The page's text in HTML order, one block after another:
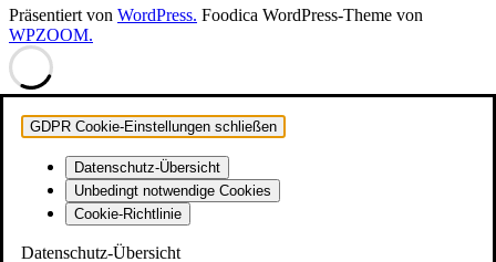
Präsentiert von WordPress. Foodica WordPress-Theme von
WPZOOM.
GDPR Cookie-Einstellungen schließen
Datenschutz-Übersicht
Unbedingt notwendige Cookies
Cookie-Richtlinie
Datenschutz-Übersicht